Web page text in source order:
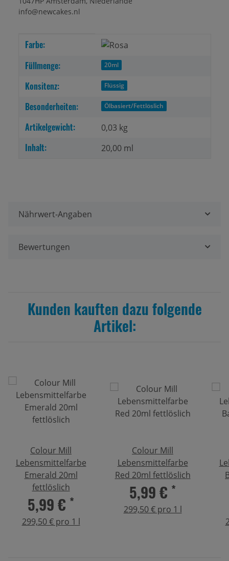
info@newcakes.nl
Produkteigenschaft
Wert
Farbe:
Füllmenge:
20ml
Konsitenz: Flüssig
Besonderheiten: Ölbasiert/Fettlöslich
Artikelgewicht: 0,03 kg
Inhalt: 20,00 ml
Nährwert-Angaben
Bewertungen
Kunden kauften dazu folgende
Artikel:
Colour Mill
Lebensmittelfarbe
Emerald 20ml
fettlöslich
5,99 € *
299,50 € pro 1 l
Colour Mill
Lebensmittelfarbe
Red 20ml fettlöslich
5,99 € *
299,50 € pro 1 l